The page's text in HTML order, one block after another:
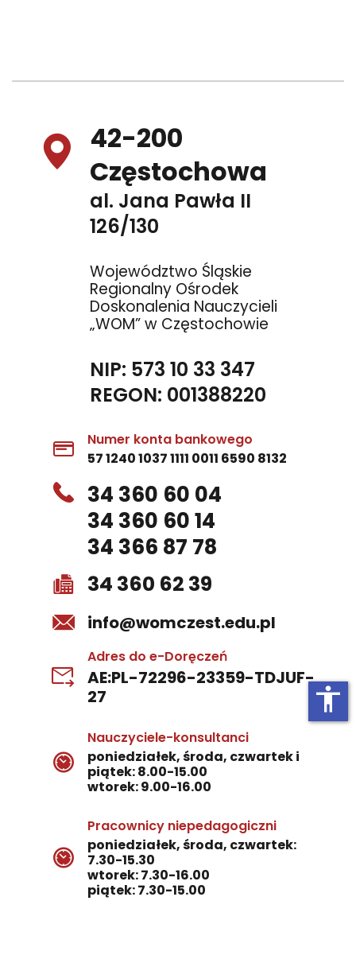
42-200
Częstochowa
al. Jana Pawła II
126/130
Województwo Śląskie
Regionalny Ośrodek
Doskonalenia Nauczycieli
„WOM” w Częstochowie
NIP: 573 10 33 347
REGON: 001388220
Numer konta bankowego
57 1240 1037 1111 0011 6590 8132
34 360 60 04
34 360 60 14
34 366 87 78
34 360 62 39
info@womczest.edu.pl
Adres do e-Doręczeń
AE:PL-72296-23359-TDJUF-
27
Nauczyciele-konsultanci
poniedziałek, środa, czwartek i
piątek: 8.00-15.00
wtorek: 9.00-16.00
Pracownicy niepedagogiczni
poniedziałek, środa, czwartek:
7.30-15.30
wtorek: 7.30-16.00
piątek: 7.30-15.00
accessibility